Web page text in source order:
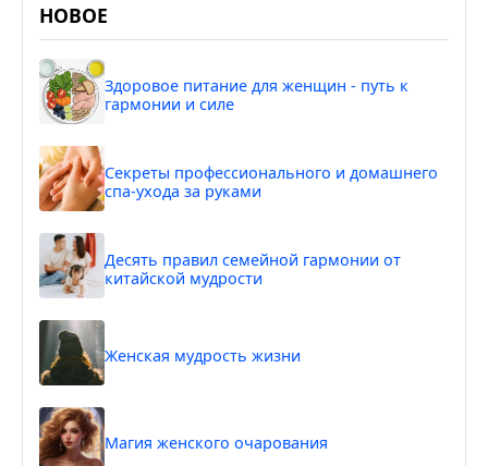
НОВОЕ
Здоровое питание для женщин - путь к
гармонии и силе
Секреты профессионального и домашнего
спа-ухода за руками
Десять правил семейной гармонии от
китайской мудрости
Женская мудрость жизни
Магия женского очарования